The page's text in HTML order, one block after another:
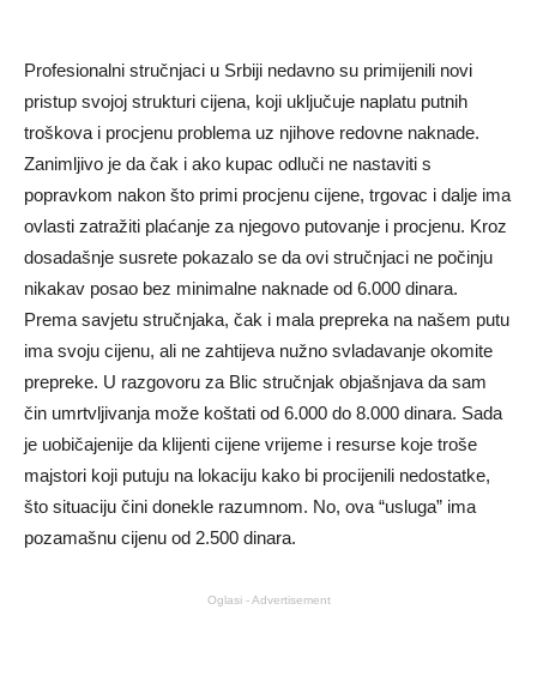
Profesionalni stručnjaci u Srbiji nedavno su primijenili novi
pristup svojoj strukturi cijena, koji uključuje naplatu putnih
troškova i procjenu problema uz njihove redovne naknade.
Zanimljivo je da čak i ako kupac odluči ne nastaviti s
popravkom nakon što primi procjenu cijene, trgovac i dalje ima
ovlasti zatražiti plaćanje za njegovo putovanje i procjenu. Kroz
dosadašnje susrete pokazalo se da ovi stručnjaci ne počinju
nikakav posao bez minimalne naknade od 6.000 dinara.
Prema savjetu stručnjaka, čak i mala prepreka na našem putu
ima svoju cijenu, ali ne zahtijeva nužno svladavanje okomite
prepreke. U razgovoru za Blic stručnjak objašnjava da sam
čin umrtvljivanja može koštati od 6.000 do 8.000 dinara. Sada
je uobičajenije da klijenti cijene vrijeme i resurse koje troše
majstori koji putuju na lokaciju kako bi procijenili nedostatke,
što situaciju čini donekle razumnom. No, ova “usluga” ima
pozamašnu cijenu od 2.500 dinara.
Oglasi - Advertisement